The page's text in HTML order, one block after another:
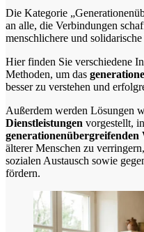
Die Kategorie
an alle, die Verbindungen
menschlichere und
Hier finden Sie verschiedene
Methoden, um das
besser zu verstehen und
Außerdem werden Lösungen
Dienstleistungen vorgestellt,
generationenübergreifenden
älterer Menschen zu
sozialen Austausch sowie
fördern.